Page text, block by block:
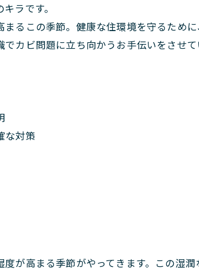
ラです。
るこの季節。健康な住環境を守るため
カビ問題に立ち向かうお手伝いをさせて
な対策
が高まる季節がやってきます。この湿